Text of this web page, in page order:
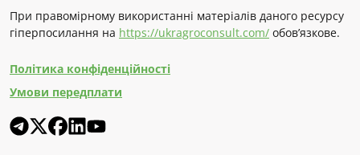
При правомірному використанні матеріалів даного ресурсу
гіперпосилання на https://ukragroconsult.com/ обов’язкове.
Політика конфіденційності
Умови передплати